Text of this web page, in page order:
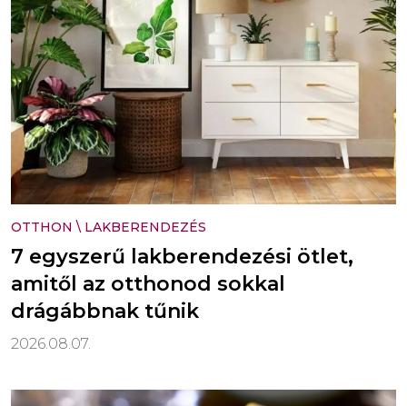
OTTHON \ LAKBERENDEZÉS
7 egyszerű lakberendezési ötlet,
amitől az otthonod sokkal
drágábbnak tűnik
2026.08.07.